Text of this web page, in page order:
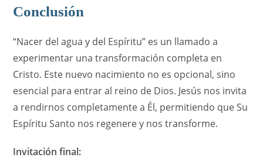
Conclusión
“Nacer del agua y del Espíritu” es un llamado a
experimentar una transformación completa en
Cristo. Este nuevo nacimiento no es opcional, sino
esencial para entrar al reino de Dios. Jesús nos invita
a rendirnos completamente a Él, permitiendo que Su
Espíritu Santo nos regenere y nos transforme.
Invitación final: